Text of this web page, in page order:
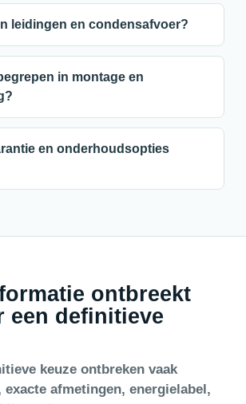
leidingen en condensafvoer?
in montage en
en onderhoudsopties
ontbreekt
een definitieve
keuze ontbreken vaak
afmetingen, energielabel,